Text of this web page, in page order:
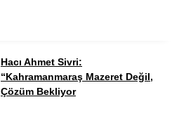
Hacı Ahmet Sivri:
“Kahramanmaraş Mazeret Değil,
Çözüm Bekliyor